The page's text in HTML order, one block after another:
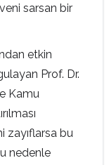
sarsan bir
etkin
Prof. Dr.
Kamu
zayıflarsa bu
nedenle